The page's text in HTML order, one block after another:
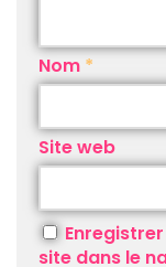
Nom *
Site web
site dans le